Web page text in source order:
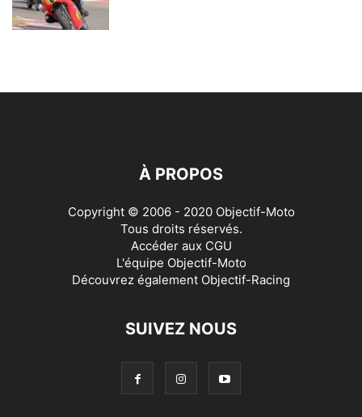
À PROPOS
Copyright © 2006 - 2020 Objectif-Moto
Tous droits réservés.
Accéder aux CGU
L'équipe Objectif-Moto
Découvrez également Objectif-Racing
SUIVEZ NOUS